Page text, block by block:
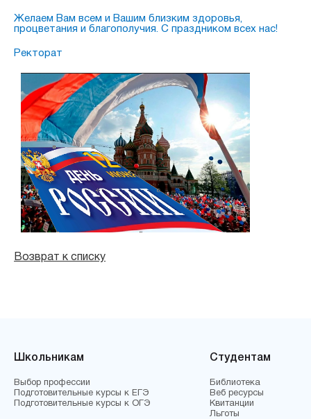
Желаем Вам всем и Вашим близким здоровья,
процветания и благополучия. С праздником всех нас!
Ректорат
Возврат к списку
Школьникам
Выбор профессии
Подготовительные курсы к ЕГЭ
Подготовительные курсы к ОГЭ
Студентам
Библиотека
Веб ресурсы
Квитанции
Льготы